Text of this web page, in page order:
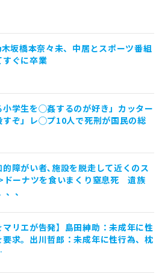
木坂橋本奈々未、中居とスポーツ番組
すぐに卒業
小学生を◯姦するのが好き」カッター
すぞ」レ◯プ10人で死刑が国民の総
的障がい者､施設を脱走して近くのス
ドーナツを食いまくり窒息死 遺族
、
マリエが告発】島田紳助：未成年に性
求。出川哲郎：未成年に性行為、枕